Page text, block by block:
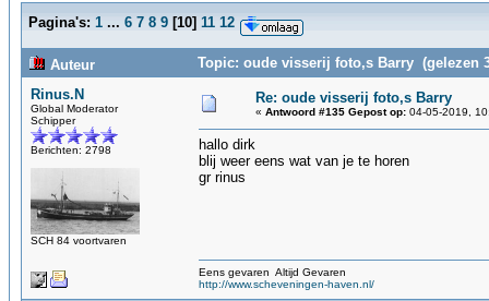
Pagina's: 1 ... 6 7 8 9 [10] 11 12
Auteur
Topic: oude visserij foto,s Barry (gelezen
Rinus.N
Global Moderator
Schipper
Berichten: 2798
SCH 84 voortvaren
Re: oude visserij foto,s Barry
« Antwoord #135 Gepost op: 04-05-2019,
hallo dirk
blij weer eens wat van je te horen
gr rinus
Eens gevaren Altijd Gevaren
http://www.scheveningen-haven.nl/